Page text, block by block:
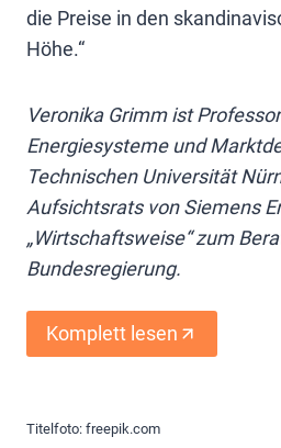
die Preise in den
Höhe.“
Veronika Grimm ist
Energiesysteme und
Technischen Universität
Aufsichtsrats von Siemens
„Wirtschaftsweise“ zum
Bundesregierung.
Komplett lesen
Titelfoto: freepik.com